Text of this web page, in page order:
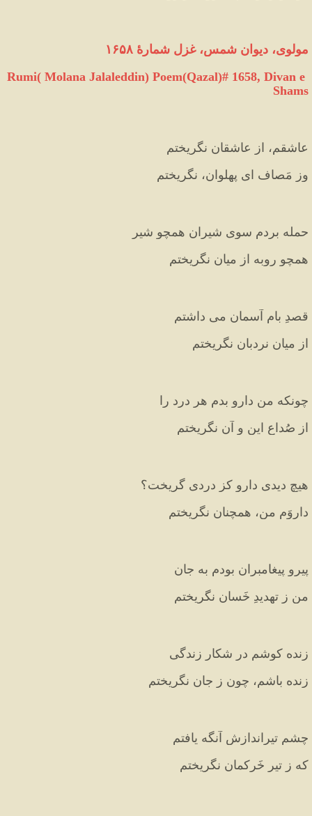
مولوی، دیوان شمس، غزل شمارهٔ ۱۶۵۸
Rumi( Molana Jalaleddin) Poem(Qazal)# 1658, Divan e
Shams
عاشقم، از عاشقان نگریختم
وز مَصاف ای پهلوان، نگریختم
حمله بردم سوی شیران همچو شیر
همچو روبه از میان نگریختم
قصدِ بامِ آسمان می داشتم
از میانِ نردبان نگریختم
چونکه من دارو بدم هر درد را
از صُداعِ این و آن نگریختم
هیچ دیدی دارو کز دردی گریخت؟
داروَم من، همچنان نگریختم
پیروِ پیغامبران بودم به جان
من ز تهدیدِ خَسان نگریختم
زنده کوشم در شکارِ زندگی
زنده باشم، چون ز جان نگریختم
چشمِ تیراندازش آنگه یافتم
که ز تیرِ خَرکمان نگریختم